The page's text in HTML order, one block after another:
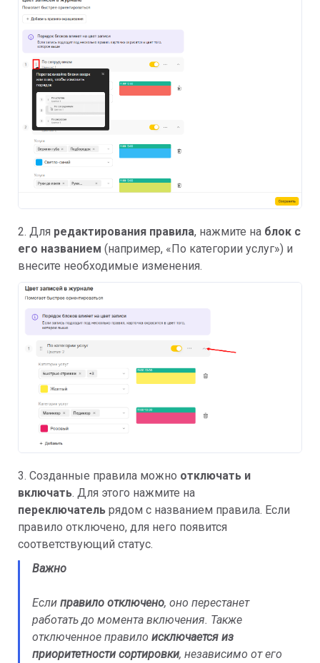
2. Для редактирования правила, нажмите на блок с
его названием (например, «По категории услуг») и
внесите необходимые изменения.
3. Созданные правила можно отключать и
включать. Для этого нажмите на
переключатель рядом с названием правила. Если
правило отключено, для него появится
соответствующий статус.
Важно
Если правило отключено, оно перестанет
работать до момента включения. Также
отключенное правило исключается из
приоритетности сортировки, независимо от его